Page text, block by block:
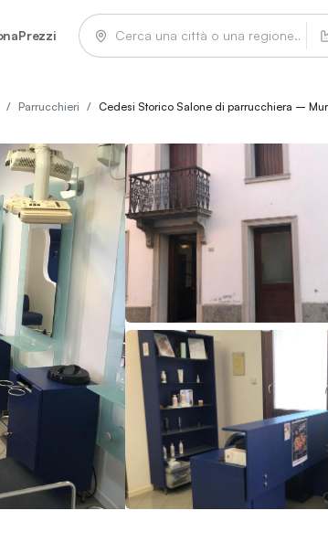
Prezzi
/ Parrucchieri / Cedesi Storico Salone di parrucchiera –